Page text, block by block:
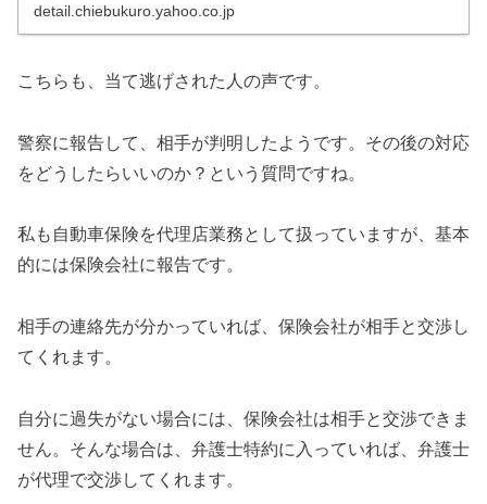
律に詳しい方など、アドバイス頂けたら幸いです。 ご自身
故が...
detail.chiebukuro.yahoo.co.jp
こちらも、当て逃げされた人の声です。
警察に報告して、相手が判明したようです。その後の対応
をどうしたらいいのか？という質問ですね。
私も自動車保険を代理店業務として扱っていますが、基本
的には保険会社に報告です。
相手の連絡先が分かっていれば、保険会社が相手と交渉し
てくれます。
自分に過失がない場合には、保険会社は相手と交渉できま
せん。そんな場合は、弁護士特約に入っていれば、弁護士
が代理で交渉してくれます。